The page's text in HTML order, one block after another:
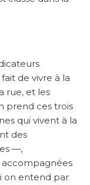
de vivre à la
rue, et les
prend ces trois
qui vivent à la
des
—,
accompagnées
on entend par